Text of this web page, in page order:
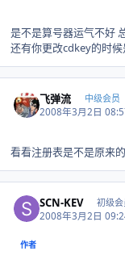
是不是算号器运气不好
还有你更改cdkey的时候
飞弹流 中级会员
2008年3月2日
看看注册表是不是原来
SCN-KEV 初级会
2008年3月2日
作者